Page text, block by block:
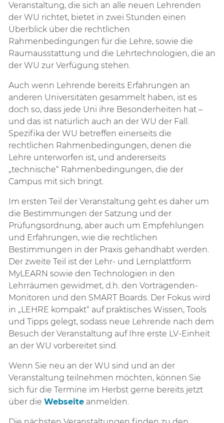
Veranstaltung, die sich an alle neuen Lehrenden
der WU richtet, bietet in zwei Stunden einen
Überblick über die rechtlichen
Rahmenbedingungen für die Lehre, sowie die
Raumausstattung und die Lehrtechnologien, die an
der WU zur Verfügung stehen.
Auch wenn Lehrende bereits Erfahrungen an
anderen Universitäten gesammelt haben, ist es
doch so, dass jede Uni ihre Besonderheiten hat –
und das ist natürlich auch an der WU der Fall.
Spezifika der WU betreffen einerseits die
rechtlichen Rahmenbedingungen, denen die
Lehre unterworfen ist, und andererseits
„technische“ Rahmenbedingungen, die der
Campus mit sich bringt.
Im ersten Teil der Veranstaltung geht es daher um
die Bestimmungen der Satzung und der
Prüfungsordnung, aber auch um Empfehlungen
und Erfahrungen, wie die rechtlichen
Bestimmungen in der Praxis gehandhabt werden.
Der zweite Teil ist der Lehr- und Lernplattform
MyLEARN sowie den Technologien in den
Lehrräumen gewidmet, d.h. den Vortragenden-
Monitoren und den SMART Boards. Der Fokus wird
in „LEHRE kompakt“ auf praktisches Wissen, Tools
und Tipps gelegt, sodass neue Lehrende nach dem
Besuch der Veranstaltung auf Ihre erste LV-Einheit
an der WU vorbereitet sind.
Wenn Sie neu an der WU sind und an der
Veranstaltung teilnehmen möchten, können Sie
sich für die Termine im Herbst gerne bereits jetzt
über die Webseite anmelden.